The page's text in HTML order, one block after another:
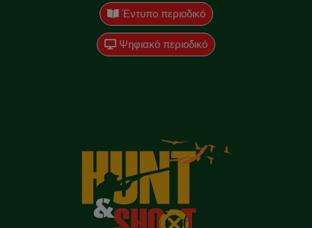
Έντυπο περιοδικό
Ψηφιακό περιοδικό